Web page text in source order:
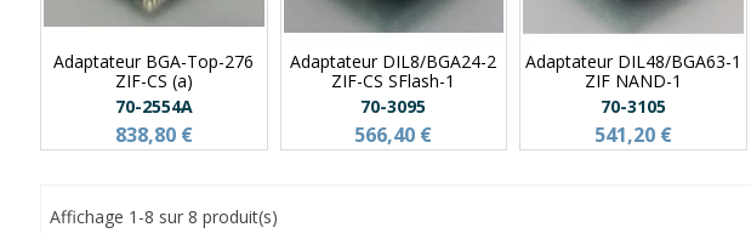
Adaptateur BGA-Top-276
ZIF-CS (a)
70-2554A
838,80 €
Adaptateur DIL8/BGA24-2
ZIF-CS SFlash-1
70-3095
566,40 €
Adaptateur DIL48/BGA63-1
ZIF NAND-1
70-3105
541,20 €
Affichage 1-8 sur 8 produit(s)